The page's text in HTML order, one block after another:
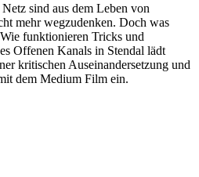
sind aus dem Leben von
mehr wegzudenken. Doch was
funktionieren Tricks und
Offenen Kanals in Stendal lädt
kritischen Auseinandersetzung und
dem Medium Film ein.